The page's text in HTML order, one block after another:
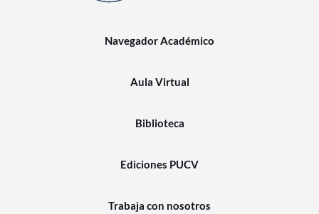
Navegador Académico
Aula Virtual
Biblioteca
Ediciones PUCV
Trabaja con nosotros